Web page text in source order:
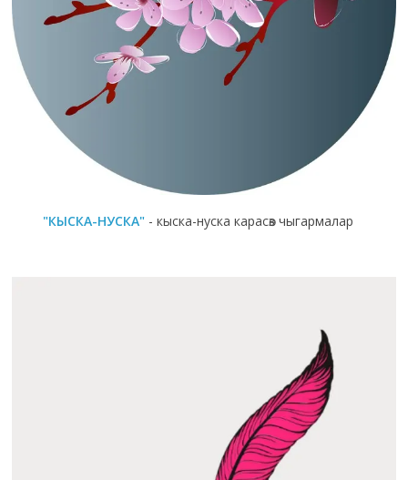
"КЫСКА-НУСКА" - кыска-нуска карасөз чыгармалар